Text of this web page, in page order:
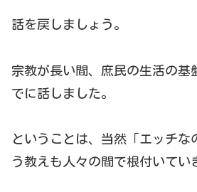
話を戻しましょう。
宗教が長い間、庶民の生活の基
でに話しました。
ということは、当然「エッチな
う教えも人々の間で根付いてい